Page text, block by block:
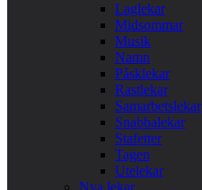
Laglekar
Midsommar
Musik
Namn
Påsklekar
Rastlekar
Samarbetslekar
Snabbalekar
Stafetter
Tagen
Utelekar